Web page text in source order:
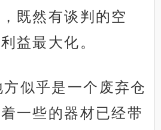
既然有谈判的空
益最大化。
似乎是一个废弃仓
一些的器材已经带